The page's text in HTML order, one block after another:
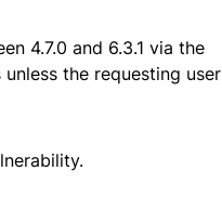
4.7.0 and 6.3.1 via the
the requesting user